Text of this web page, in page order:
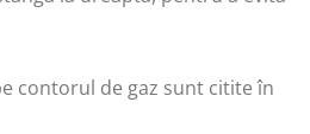
contorul de gaz sunt citite în